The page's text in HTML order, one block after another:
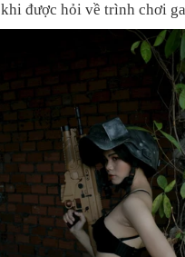
khi được hỏi về trình chơi